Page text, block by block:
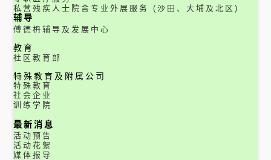
私营残疾人士院舍专业外展服务 (沙田、大埔及北区)
辅导
傅德枬辅导及发展中心
教育
社区教育部
特殊教育及附属公司
特殊教育
社会企业
训练学院
最新消息
活动预告
活动花絮
媒体报导